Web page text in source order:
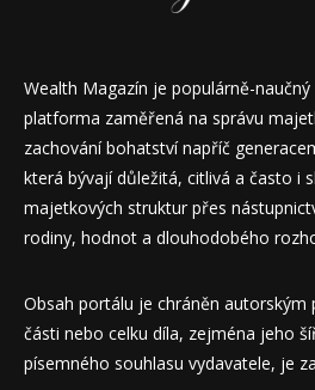
Wealth Magazín je populárně-
platforma zaměřená na správu
zachování bohatství napříč
která bývají důležitá, citlivá a často i
majetkových struktur přes
rodiny, hodnot a dlouhodobého
Obsah portálu je chráněn autorským
části nebo celku díla, zejména jeho
písemného souhlasu vydavatele, je